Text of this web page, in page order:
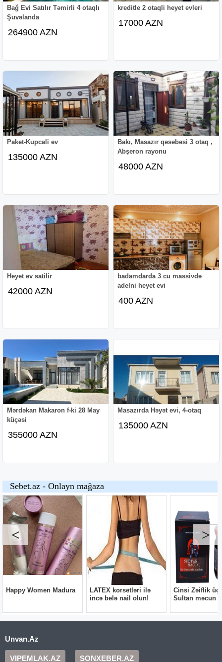
Bağ Evi Satılır Təmirli 4 otaqlı
Şuvəlanda
264900 AZN
kreditle 2 otaqli heyet evleri
17000 AZN
Paket-Kupcali ev
135000 AZN
Bakı, Masazır qəsəbəsi 3 otaq ,
Abşeron rayonu
48000 AZN
Heyet ev satilir
42000 AZN
badamdarda 3 cu massivdə
adelni heyet evi
400 AZN
Mərdəkan Makaron f-ki 28 May
küçəsi
355000 AZN
Masazırda Həyət evi, 4-otaq
135000 AZN
Unvan.Az
VIPEMLAK.AZ SONXEBER.AZ